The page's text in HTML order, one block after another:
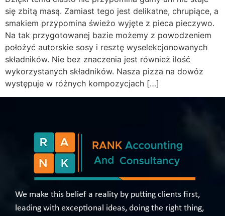
się zbitą masą. Zamiast tego jest delikatne, chrupiące, a
smakiem przypomina świeżo wyjęte z pieca pieczywo.
Na tak przygotowanej bazie możemy z powodzeniem
położyć autorskie sosy i resztę wyselekcjonowanych
składników. Nie bez znaczenia jest również ilość
wykorzystanych składników. Nasza pizza na dowóz
występuje w różnych kompozycjach […]
We make this belief a reality by putting clients first,
leading with exceptional ideas, doing the right thing,